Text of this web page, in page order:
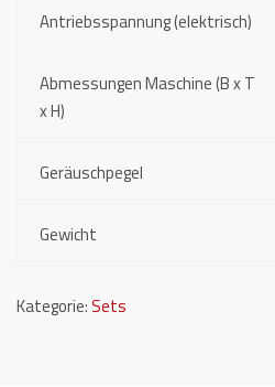
Antriebsspannung (elektrisch)
Abmessungen Maschine (B x T
x H)
Geräuschpegel
Gewicht
Kategorie:Sets